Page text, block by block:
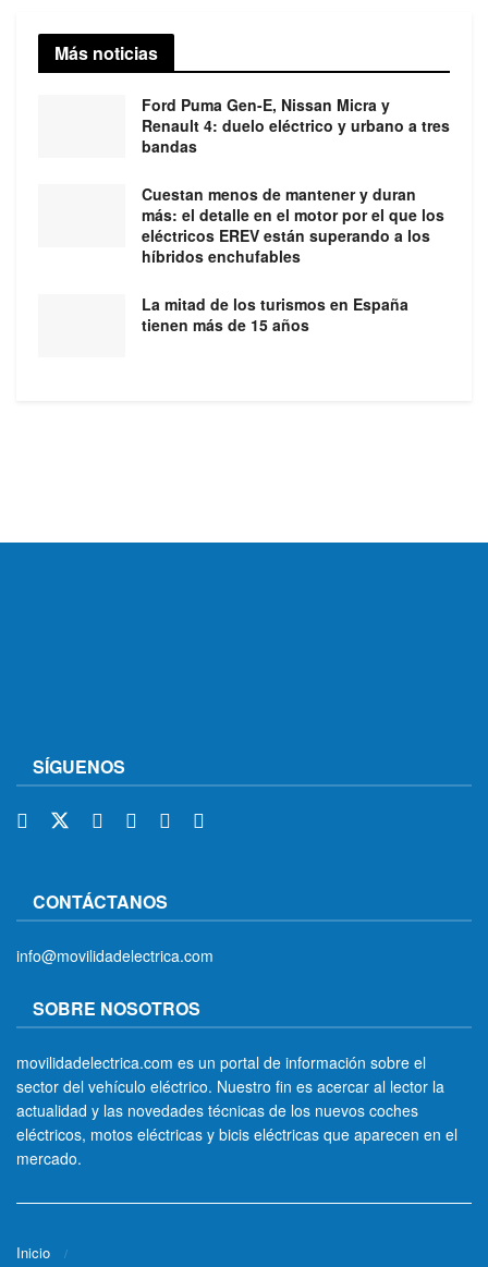
Más noticias
Ford Puma Gen-E, Nissan Micra y
Renault 4: duelo eléctrico y urbano a tres
bandas
Cuestan menos de mantener y duran
más: el detalle en el motor por el que los
eléctricos EREV están superando a los
híbridos enchufables
La mitad de los turismos en España
tienen más de 15 años
SÍGUENOS
CONTÁCTANOS
info@movilidadelectrica.com
SOBRE NOSOTROS
movilidadelectrica.com es un portal de información sobre el
sector del vehículo eléctrico. Nuestro fin es acercar al lector la
actualidad y las novedades técnicas de los nuevos coches
eléctricos, motos eléctricas y bicis eléctricas que aparecen en el
mercado.
Inicio